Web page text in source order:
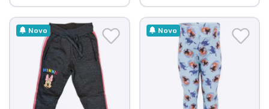
Novo Novo